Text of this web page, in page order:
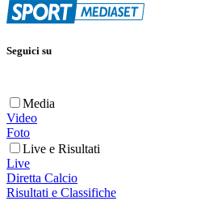
Seguici su
Media
Video
Foto
Live e Risultati
Live
Diretta Calcio
Risultati e Classifiche